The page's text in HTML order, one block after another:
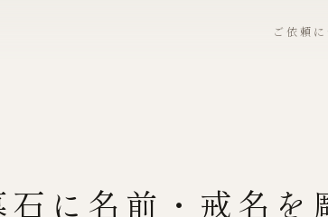
ご依頼
に名前・戒名を